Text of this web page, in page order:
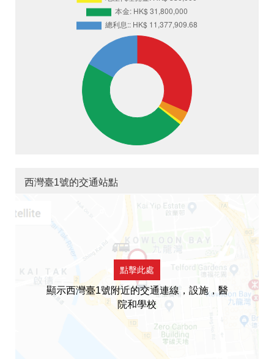
西灣臺1號的交通站點
點擊此處
顯示西灣臺1號附近的交通連線，設施，醫
院和學校